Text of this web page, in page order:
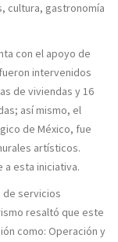
cultura, gastronomía
con el apoyo de
intervenidos
de viviendas y 16
así mismo, el
de México, fue
artísticos.
a esta iniciativa.
de servicios
resaltó que este
como: Operación y